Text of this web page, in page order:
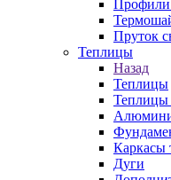
Профили
Пруток
Теплицы
Назад
Теплицы
Теплицы
Каркасы
Дуги